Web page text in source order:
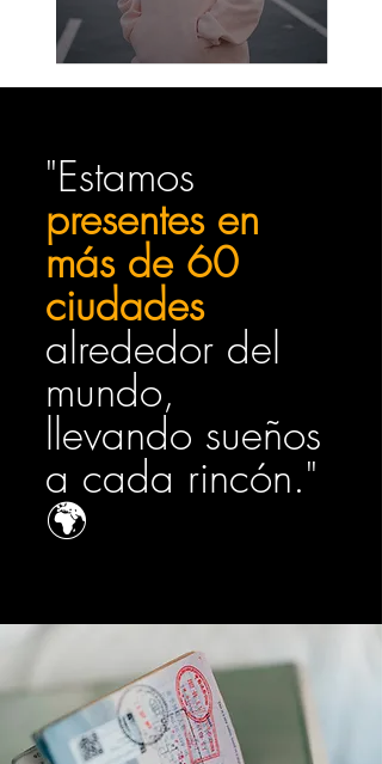
"Estamos
presentes en
más de 60
ciudades
alrededor del
mundo,
llevando sueños
a cada rincón."
🌍